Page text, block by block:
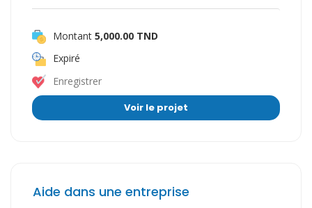
Montant 5,000.00 TND
Expiré
Enregistrer
Voir le projet
Aide dans une entreprise